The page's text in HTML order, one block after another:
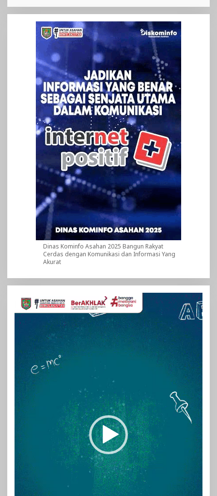
Dinas Kominfo Asahan 2025 Bangun Rakyat
Cerdas dengan Komunikasi dan Informasi Yang
Akurat
Pemutar
Video